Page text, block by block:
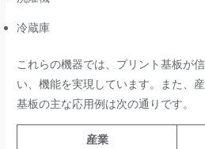
冷蔵庫
これらの機器では、プリント基板が
い、機能を実現しています。また、
基板の主な応用例は次の通りです。
産業